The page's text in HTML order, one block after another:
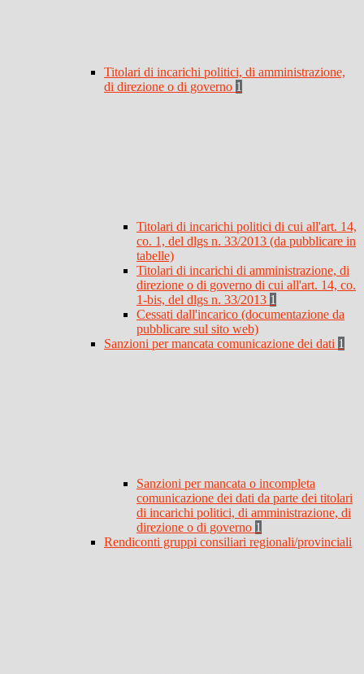
Titolari di incarichi politici, di amministrazione,
di direzione o di governo 1
Titolari di incarichi politici di cui all'art. 14,
co. 1, del dlgs n. 33/2013 (da pubblicare in
tabelle)
Titolari di incarichi di amministrazione, di
direzione o di governo di cui all'art. 14, co.
1-bis, del dlgs n. 33/2013 1
Cessati dall'incarico (documentazione da
pubblicare sul sito web)
Sanzioni per mancata comunicazione dei dati 1
Sanzioni per mancata o incompleta
comunicazione dei dati da parte dei titolari
di incarichi politici, di amministrazione, di
direzione o di governo 1
Rendiconti gruppi consiliari regionali/provinciali